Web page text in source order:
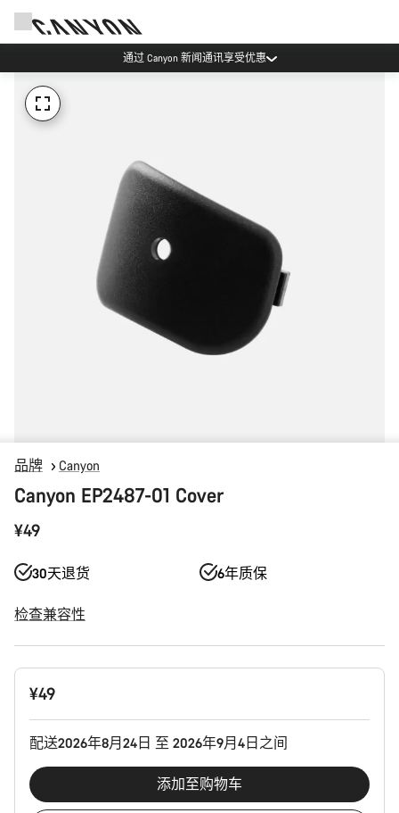
通过 Canyon 新闻通讯享受优惠
品牌 Canyon
Canyon EP2487-01 Cover
¥49
30天退货 6年质保
检查兼容性
产
¥49
配送2026年8月24日 至 2026年9月4日之间
添加至购物车